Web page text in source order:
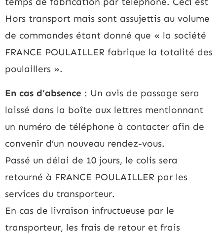
Hors transport mais sont assujettis au volume
de commandes étant donné que « la société
FRANCE POULAILLER fabrique la totalité des
poulaillers ».
En cas d’absence : Un avis de passage sera
laissé dans la boîte aux lettres mentionnant
un numéro de téléphone à contacter afin de
convenir d’un nouveau rendez-vous.
Passé un délai de 10 jours, le colis sera
retourné à FRANCE POULAILLER par les
services du transporteur.
En cas de livraison infructueuse par le
transporteur, les frais de retour et frais